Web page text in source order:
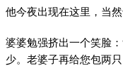
他今夜出现在这里，当
婆婆勉强挤出一个笑脸
少。老婆子再给您包两